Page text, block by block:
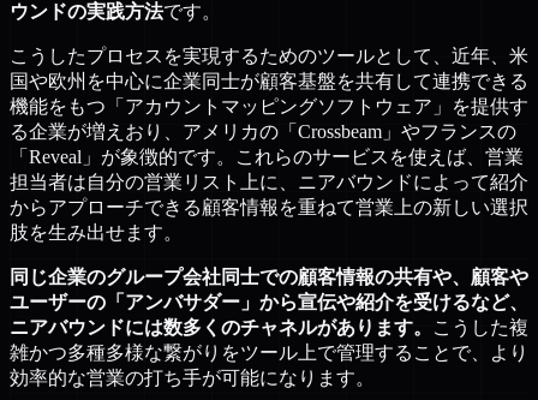
ウンドの実践方法です。
こうしたプロセスを実現するためのツールとして、近年、米
国や欧州を中心に企業同士が顧客基盤を共有して連携できる
機能をもつ「アカウントマッピングソフトウェア」を提供す
る企業が増えおり、アメリカの「Crossbeam」やフランスの
「Reveal」が象徴的です。これらのサービスを使えば、営業
担当者は自分の営業リスト上に、ニアバウンドによって紹介
からアプローチできる顧客情報を重ねて営業上の新しい選択
肢を生み出せます。
同じ企業のグループ会社同士での顧客情報の共有や、顧客や
ユーザーの「アンバサダー」から宣伝や紹介を受けるなど、
ニアバウンドには数多くのチャネルがあります。
こうした複
雑かつ多種多様な繋がりをツール上で管理することで、より
効率的な営業の打ち手が可能になります。